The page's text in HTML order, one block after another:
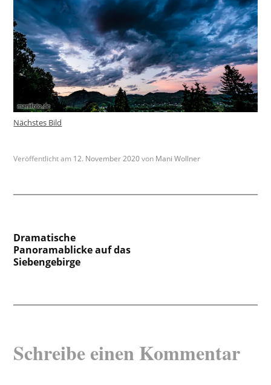
Nächstes Bild
Veröffentlicht am 12. November 2020von Mani Wollner
Beitragsnavigation
Dramatische
Panoramablicke auf das
Siebengebirge
Schreibe einen Kommentar